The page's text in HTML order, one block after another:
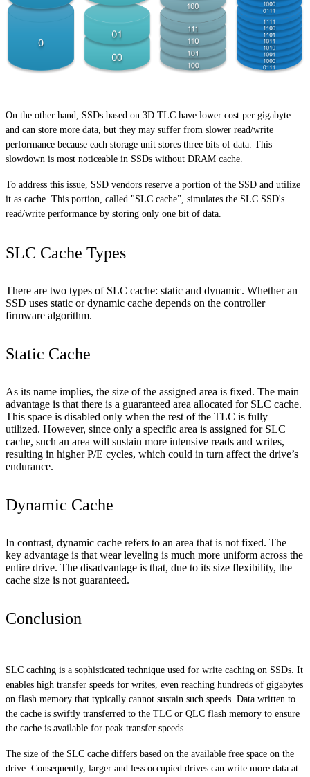
On the other hand, SSDs based on 3D TLC have lower cost per gigabyte
and can store more data, but they may suffer from slower read/write
performance because each storage unit stores three bits of data. This
slowdown is most noticeable in SSDs without DRAM cache.
To address this issue, SSD vendors reserve a portion of the SSD and utilize
it as cache. This portion, called "SLC cache”, simulates the SLC SSD's
read/write performance by storing only one bit of data.
SLC Cache Types
There are two types of SLC cache: static and dynamic. Whether an
SSD uses static or dynamic cache depends on the controller
firmware algorithm.
Static Cache
As its name implies, the size of the assigned area is fixed. The main
advantage is that there is a guaranteed area allocated for SLC cache.
This space is disabled only when the rest of the TLC is fully
utilized. However, since only a specific area is assigned for SLC
cache, such an area will sustain more intensive reads and writes,
resulting in higher P/E cycles, which could in turn affect the drive’s
endurance.
Dynamic Cache
In contrast, dynamic cache refers to an area that is not fixed. The
key advantage is that wear leveling is much more uniform across the
entire drive. The disadvantage is that, due to its size flexibility, the
cache size is not guaranteed.
Conclusion
SLC caching is a sophisticated technique used for write caching on SSDs. It
enables high transfer speeds for writes, even reaching hundreds of gigabytes
on flash memory that typically cannot sustain such speeds. Data written to
the cache is swiftly transferred to the TLC or QLC flash memory to ensure
the cache is available for peak transfer speeds.
The size of the SLC cache differs based on the available free space on the
drive. Consequently, larger and less occupied drives can write more data at